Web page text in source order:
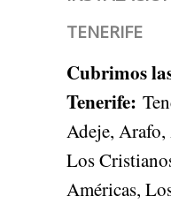
TENERIFE
Cubrimos
Tenerife:
Adeje,
Los
Américas,